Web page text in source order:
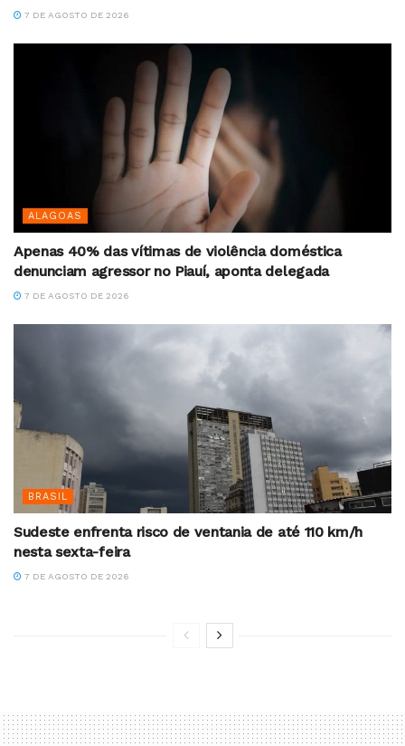
7 DE AGOSTO DE 2026
ALAGOAS
Apenas 40% das vítimas de violência doméstica
denunciam agressor no Piauí, aponta delegada
7 DE AGOSTO DE 2026
BRASIL
Sudeste enfrenta risco de ventania de até 110 km/h
nesta sexta-feira
7 DE AGOSTO DE 2026